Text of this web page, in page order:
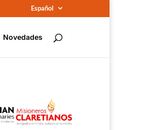
Español
Novedades